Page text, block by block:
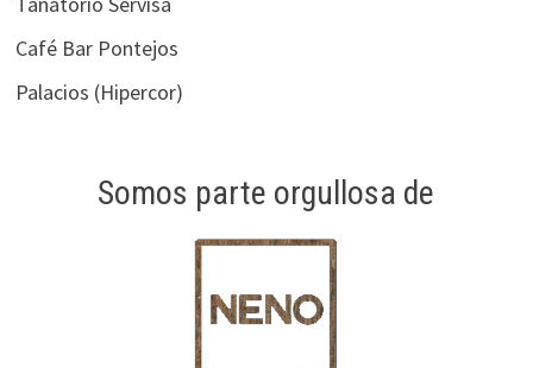
Café Bar Pontejos
Palacios (Hipercor)
Somos parte orgullosa de